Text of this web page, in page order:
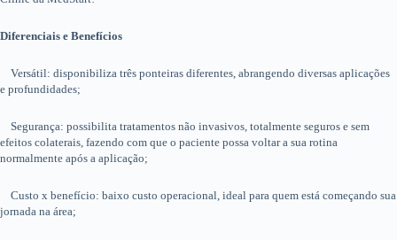
Diferenciais e Benefícios
Versátil: disponibiliza três ponteiras diferentes, abrangendo diversas aplicações
e profundidades;
Segurança: possibilita tratamentos não invasivos, totalmente seguros e sem
efeitos colaterais, fazendo com que o paciente possa voltar a sua rotina
normalmente após a aplicação;
Custo x benefício: baixo custo operacional, ideal para quem está começando sua
jornada na área;